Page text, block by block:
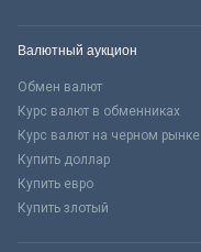
Валютный аукцион
Обмен валют
Курс валют в обменниках
Курс валют на черном рынке
Купить доллар
Купить евро
Купить злотый